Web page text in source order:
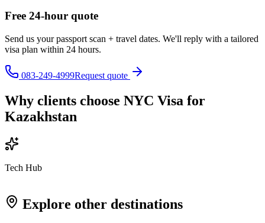
Free 24-hour quote
Send us your passport scan + travel dates. We'll reply with a tailored
visa plan within 24 hours.
083-249-4999Request quote
Why clients choose NYC Visa for
Kazakhstan
Tech Hub
Explore other destinations